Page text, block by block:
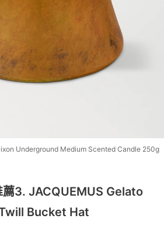
Underground Medium Scented Candle 250g
薦3. JACQUEMUS Gelato
Bucket Hat